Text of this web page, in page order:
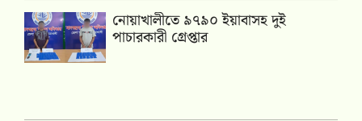
নোয়াখালীতে ৯৭৯০ ইয়াবাসহ দুই
পাচারকারী গ্রেপ্তার